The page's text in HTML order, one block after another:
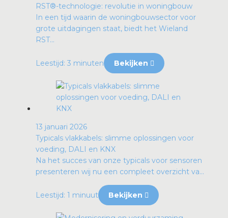
RST®-technologie: revolutie in woningbouw
In een tijd waarin de woningbouwsector voor
grote uitdagingen staat, biedt het Wieland
RST...
Leestijd: 3 minuten Bekijken
13 januari 2026
Typicals vlakkabels: slimme oplossingen voor
voeding, DALI en KNX
Na het succes van onze typicals voor sensoren
presenteren wij nu een compleet overzicht va...
Leestijd: 1 minuut Bekijken